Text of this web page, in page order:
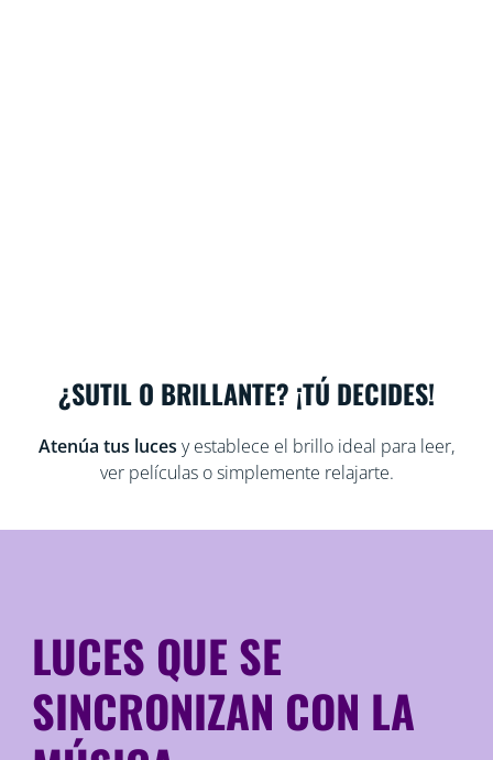
¿SUTIL O BRILLANTE? ¡TÚ DECIDES!
Atenúa tus luces y establece el brillo ideal para leer,
ver películas o simplemente relajarte.
LUCES QUE SE
SINCRONIZAN CON LA